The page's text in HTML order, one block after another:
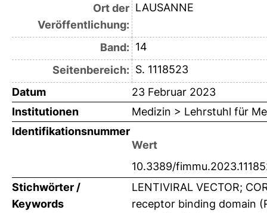
Ort der
Veröffentlichung:
LAUSANNE
Band: 14
Seitenbereich: S. 1118523
Datum
23 Februar 2023
Institutionen
Medizin > Lehrstuhl für
Identifikationsnummer
Wert
10.3389/
Stichwörter /
Keywords
LENTIVIRAL VECTOR;
receptor binding domain